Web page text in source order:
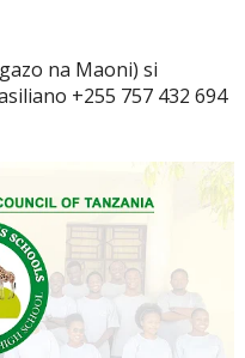
na Maoni) si
+255 757 432 694